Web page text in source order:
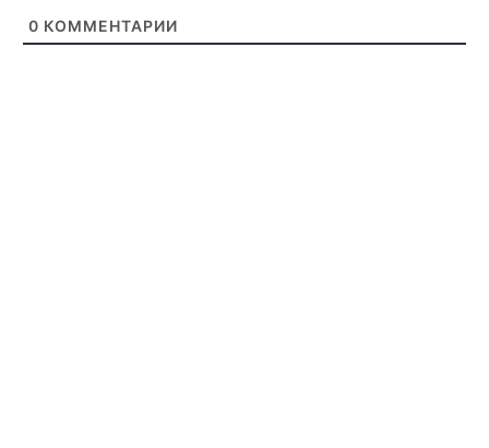
0 КОММЕНТАРИИ